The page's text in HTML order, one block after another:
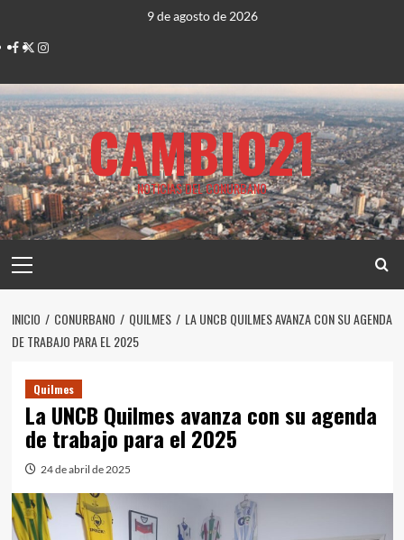
contenido
9 de agosto de 2026
Facebook
TwitterInstagram
CAMBIO21
NOTICIAS DEL CONURBANO
principal
INICIO CONURBANO QUILMES
LA UNCB QUILMES AVANZA CON SU AGENDA
DE TRABAJO PARA EL 2025
Quilmes
La UNCB Quilmes avanza con su agenda
de trabajo para el 2025
24 de abril de 2025